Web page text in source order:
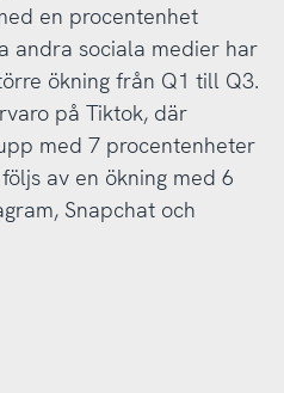
en procentenhet
andra sociala medier har
ökning från Q1 till Q3.
på Tiktok, där
med 7 procentenheter
av en ökning med 6
Snapchat och